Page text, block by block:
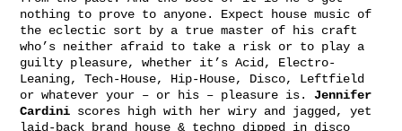
nothing to prove to anyone. Expect house music of
the eclectic sort by a true master of his craft
who’s neither afraid to take a risk or to play a
guilty pleasure, whether it’s Acid, Electro-
Leaning, Tech-House, Hip-House, Disco, Leftfield
or whatever your – or his – pleasure is. Jennifer
Cardini scores high with her wiry and jagged, yet
laid-back brand house & techno dipped in disco